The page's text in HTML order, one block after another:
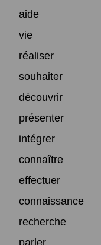
aide
vie
réaliser
souhaiter
découvrir
présenter
intégrer
connaître
effectuer
connaissance
recherche
parler